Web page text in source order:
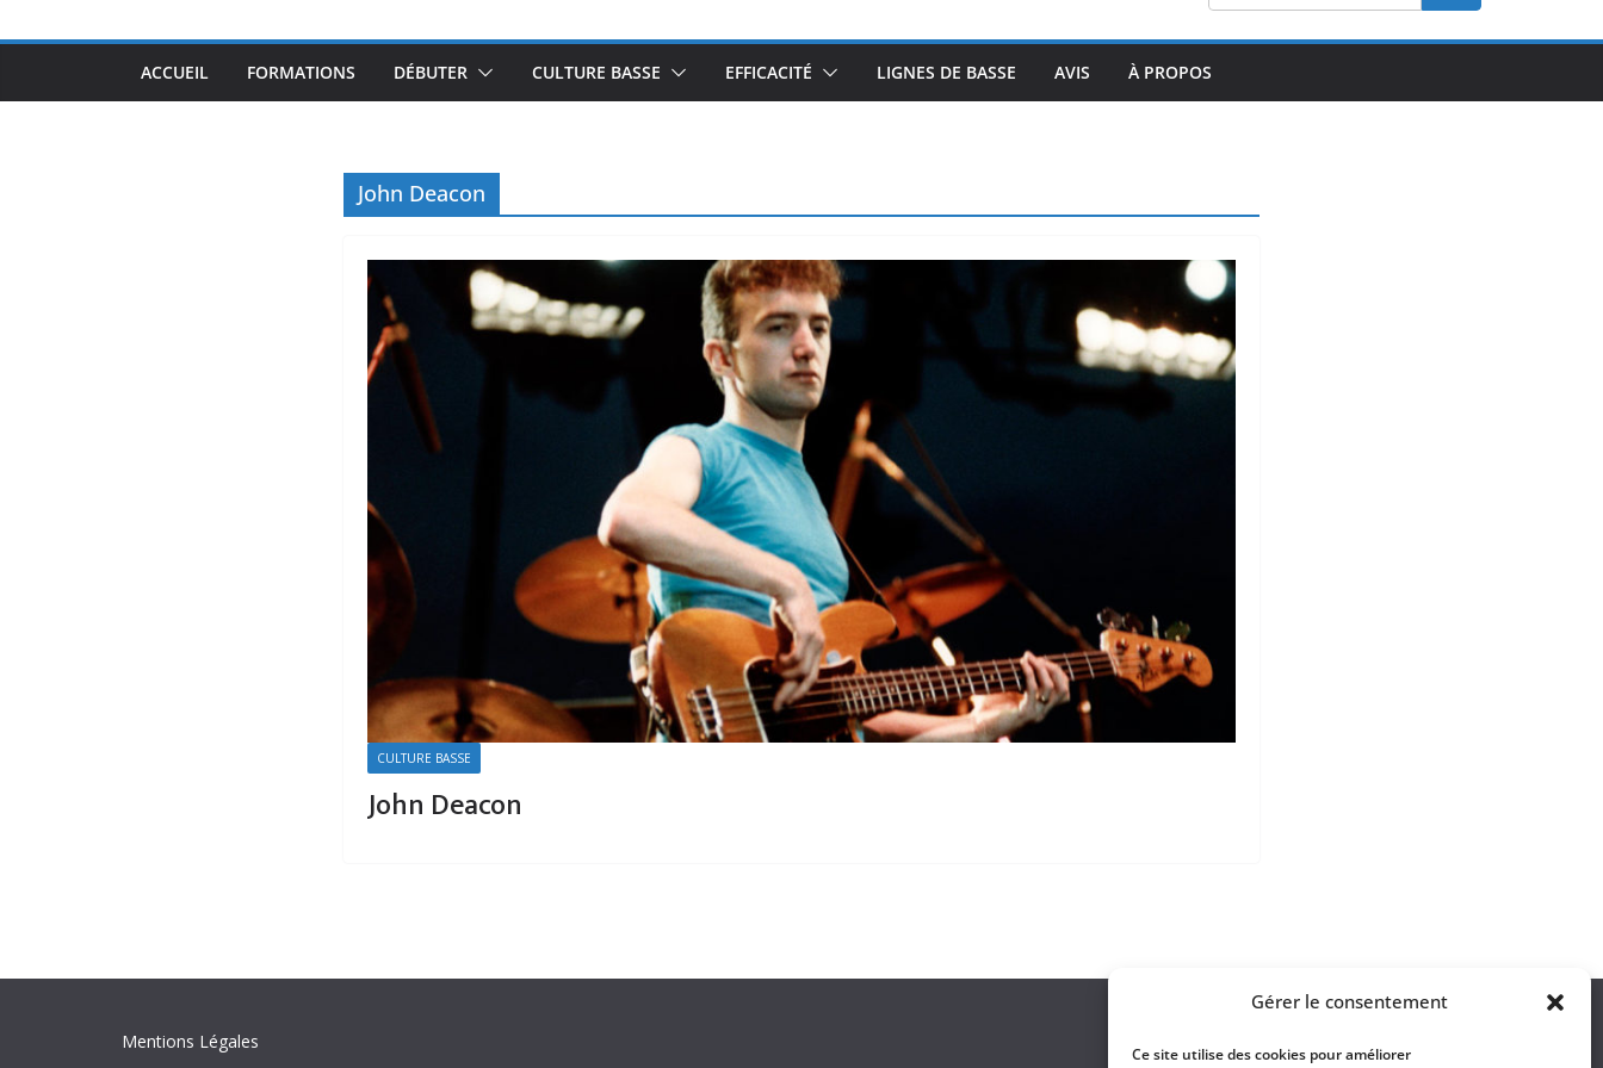
Gérer le consentement
Ce site utilise des cookies pour améliorer
ACCUEIL FORMATIONS DÉBUTER CULTURE BASSE EFFICACITÉ LIGNES DE BASSE AVIS À PROPOS
John Deacon
CULTURE BASSE
John Deacon
Mentions Légales